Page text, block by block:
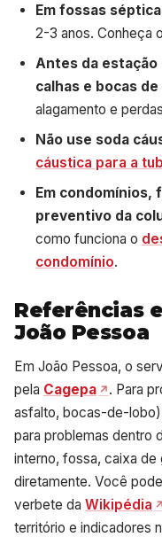
Em fossas
2-3 anos. Conheça
Antes da estação
calhas e bocas
alagamento e
Não use soda
cáustica para a
Em condomínios,
preventivo da
como funciona o
condomínio.
Referências
João Pessoa
Em João Pessoa, o
pela Cagepa
. Para
asfalto, bocas-de-
para problemas dentro
interno, fossa, caixa
diretamente. Você
verbete da Wikipédia
território e indicadores